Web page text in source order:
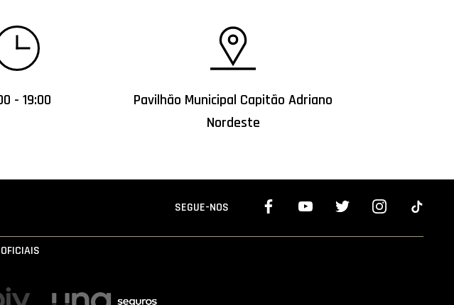
- 19:00
Pavilhão Municipal Capitão Adriano
Nordeste
SEGUE-NOS